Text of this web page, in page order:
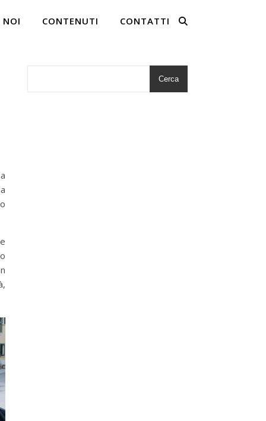
NOI CONTENUTI CONTATTI
Cerca